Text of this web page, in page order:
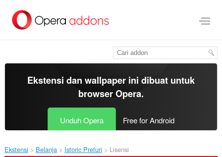
konten
Ekstensi dan wallpaper ini dibuat untuk
browser Opera.
Unduh Opera Free for Android
Ekstensi Belanja Istoric Preturi‎ Lisensi